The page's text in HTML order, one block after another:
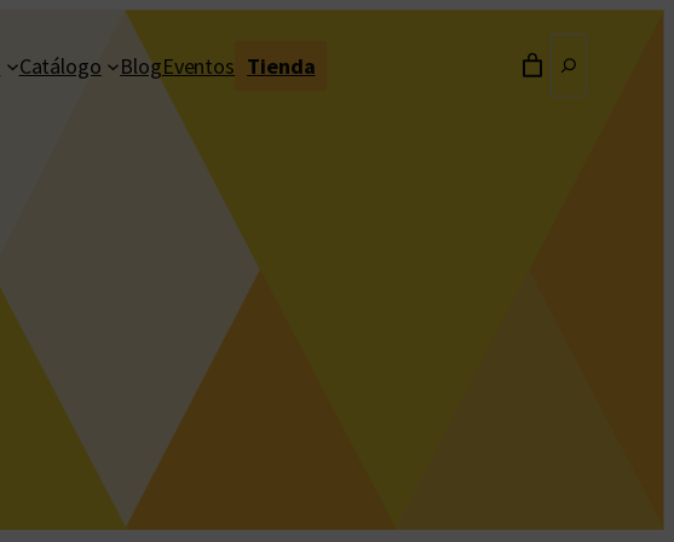
Catálogo BlogEventos Tienda